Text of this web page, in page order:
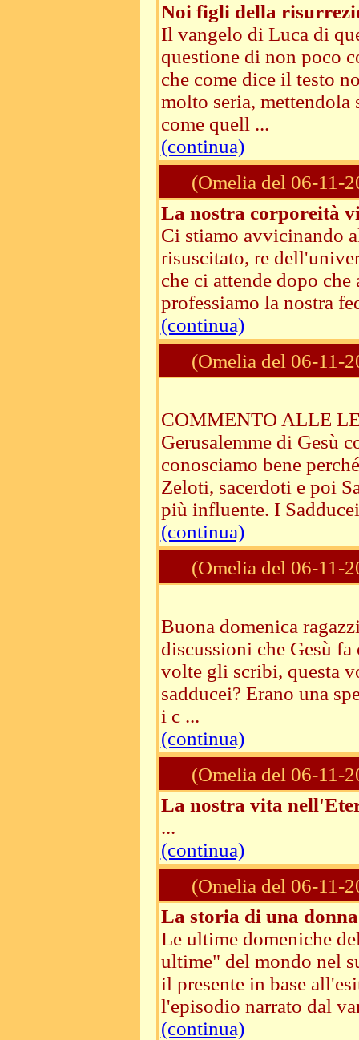
Noi figli della
Il vangelo di Luca di
questione di non poco
che come dice il testo
molto seria,
come quell ...
(continua)
(Omelia del 06-11-
La nostra corporeità
Ci stiamo avvicinando
risuscitato, re
che ci attende dopo
professiamo la nostra
(continua)
(Omelia del 06-11-
COMMENTO ALLE
Gerusalemme di Gesù
conosciamo bene
Zeloti, sacerdoti e poi
più influente. I
(continua)
(Omelia del 06-11-
Buona domenica
discussioni che Gesù
volte gli scribi, questa
sadducei? Erano una
i c ...
(continua)
(Omelia del 06-11-
La nostra vita
...
(continua)
(Omelia del 06-11-
La storia di una
Le ultime domeniche
ultime" del mondo nel
il presente in base
l'episodio narrato dal
(continua)